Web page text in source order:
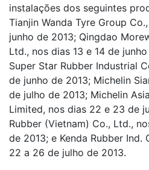
instalações dos seguintes
Tianjin Wanda Tyre Group
junho de 2013; Qingdao
Ltd., nos dias 13 e 14 de
Super Star Rubber Industrial
de junho de 2013; Michelin
de julho de 2013; Michelin
Limited, nos dias 22 e 23 de
Rubber (Vietnam) Co., Ltd.,
de 2013; e Kenda Rubber
22 a 26 de julho de 2013.